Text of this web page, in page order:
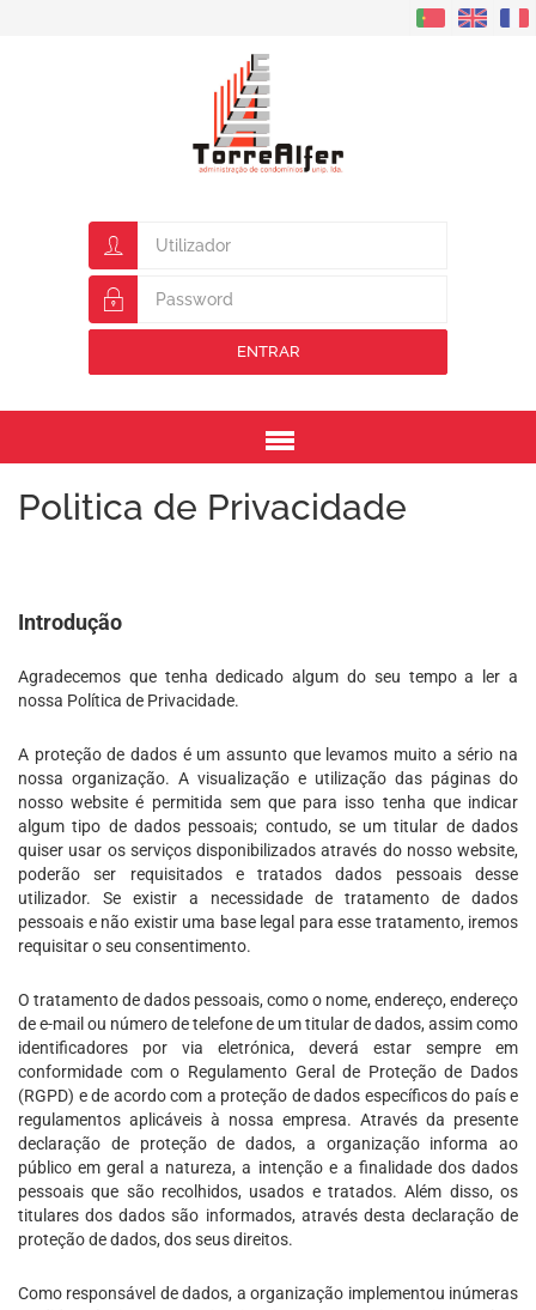
ENTRAR
Menu
Politica de Privacidade
Introdução
Agradecemos que tenha dedicado algum do seu tempo a ler a
nossa Política de Privacidade.
A proteção de dados é um assunto que levamos muito a sério na
nossa organização. A visualização e utilização das páginas do
nosso website é permitida sem que para isso tenha que indicar
algum tipo de dados pessoais; contudo, se um titular de dados
quiser usar os serviços disponibilizados através do nosso website,
poderão ser requisitados e tratados dados pessoais desse
utilizador. Se existir a necessidade de tratamento de dados
pessoais e não existir uma base legal para esse tratamento, iremos
requisitar o seu consentimento.
O tratamento de dados pessoais, como o nome, endereço, endereço
de e-mail ou número de telefone de um titular de dados, assim como
identificadores por via eletrónica, deverá estar sempre em
conformidade com o Regulamento Geral de Proteção de Dados
(RGPD) e de acordo com a proteção de dados específicos do país e
regulamentos aplicáveis à nossa empresa. Através da presente
declaração de proteção de dados, a organização informa ao
público em geral a natureza, a intenção e a finalidade dos dados
pessoais que são recolhidos, usados e tratados. Além disso, os
titulares dos dados são informados, através desta declaração de
proteção de dados, dos seus direitos.
Como responsável de dados, a organização implementou inúmeras